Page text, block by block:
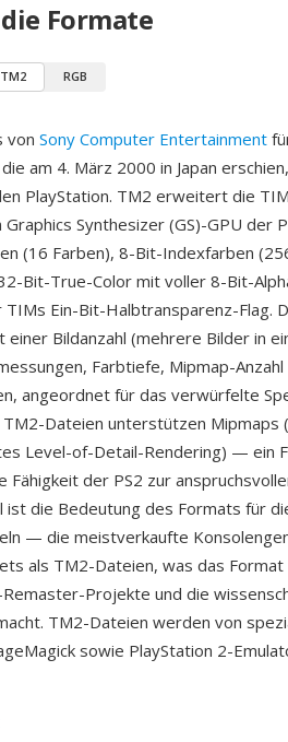
Formate
TM2 RGB
von Sony Computer Entertainment
am 4. März 2000 in Japan
PlayStation. TM2 erweitert die
Synthesizer (GS)-GPU der
(16 Farben), 8-Bit-Indexfarben
Bit-True-Color mit voller 8-Bit-
Ein-Bit-Halbtransparenz-Flag.
Bildanzahl (mehrere Bilder in
Farbtiefe, Mipmap-Anzahl
angeordnet für das verwürfelte
Dateien unterstützen Mipmaps
Level-of-Detail-Rendering) — ein
der PS2 zur
die Bedeutung des Formats für
— die meistverkaufte
als TM2-Dateien, was das
Projekte und die
TM2-Dateien werden von
sowie PlayStation 2-